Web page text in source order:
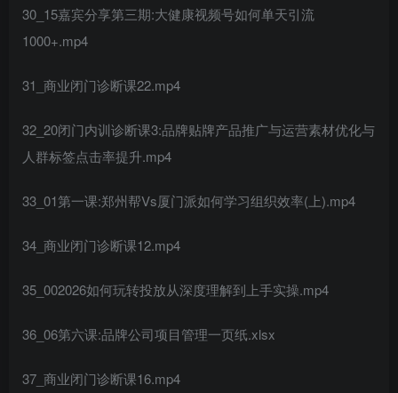
30_15嘉宾分享第三期:大健康视频号如何单天引流
1000+.mp4
31_商业闭门诊断课22.mp4
32_20闭门内训诊断课3:品牌贴牌产品推广与运营素材优化与
人群标签点击率提升.mp4
33_01第一课:郑州帮Vs厦门派如何学习组织效率(上).mp4
34_商业闭门诊断课12.mp4
35_002026如何玩转投放从深度理解到上手实操.mp4
36_06第六课:品牌公司项目管理一页纸.xlsx
37_商业闭门诊断课16.mp4